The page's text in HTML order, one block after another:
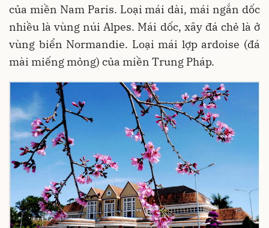
của miền Nam Paris. Loại mái dài, mái ngắn dốc
nhiều là vùng núi Alpes. Mái dốc, xây đá chẻ là ở
vùng biển Normandie. Loại mái lợp ardoise (đá
mài miếng mỏng) của miền Trung Pháp.